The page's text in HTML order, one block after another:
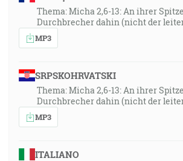
Thema: Micha 2,6-13: An ihrer
Durchbrecher dahin (nicht der
MP3
SRPSKOHRVATSKI
Thema: Micha 2,6-13: An ihrer
Durchbrecher dahin (nicht der
MP3
ITALIANO